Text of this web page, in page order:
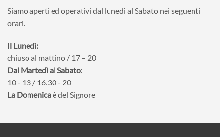
Siamo aperti ed operativi dal lunedì al Sabato nei seguenti
orari.
Il Lunedì:
chiuso al mattino / 17 – 20
Dal Martedì al Sabato:
10 - 13 / 16:30 - 20
La Domenicaè del Signore